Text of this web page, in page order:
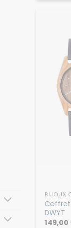
BIJOUX
DWYT
149,00